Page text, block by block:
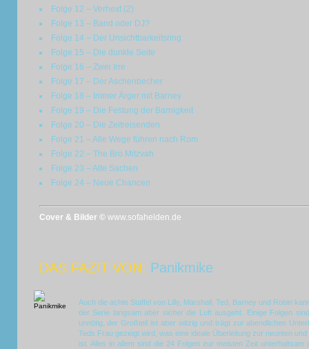
Folge 12 – Verhext (2)
Folge 13 – Band oder DJ?
Folge 14 – Der Unsichtbarkeitsring
Folge 15 – Die dunkle Seite
Folge 16 – Zwei Irre
Folge 17 – Der Aschenbecher
Folge 18 – Immer Ärger mit Barney
Folge 19 – Die Festung der Barnigkeit
Folge 20 – Die Zeitreisenden
Folge 21 – Alle Wege führen nach Rom
Folge 22 – The Bro Mitzvah
Folge 23 – Alte Sachen
Folge 24 – Neue Chancen
Cover & Bilder © www.sofahelden.de
DAS FAZIT VON: Panikmike
Auch die achte Staffel von Lilly, Marshall, Ted, Barney und Robin
der Serie langsam aber sicher die Luft ausgeht. Einige Folgen
unnötig, der Großteil ist aber witzig und trägt zur abendlichen
Teds Frau gezeigt wird, was eine ideale Überleitung zur neunten
ist. Alles in allem sind die 24 Folgen zur meisten Zeit unterhaltsam